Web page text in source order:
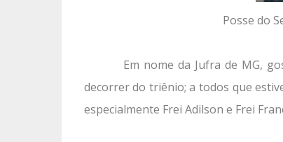
Posse do
Em nome da Jufra de MG,
decorrer do triênio; a todos que
especialmente Frei Adilson e Frei